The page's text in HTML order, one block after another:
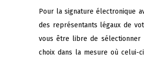
Pour la signature électronique
des représentants légaux de
vous être libre de sélectionner
choix dans la mesure où celui-